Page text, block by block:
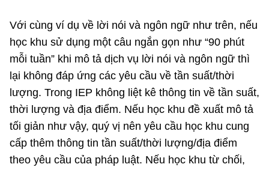
Với cùng ví dụ về lời nói và ngôn ngữ như trên, nếu
học khu sử dụng một câu ngắn gọn như “90 phút
mỗi tuần” khi mô tả dịch vụ lời nói và ngôn ngữ thì
lại không đáp ứng các yêu cầu về tần suất/thời
lượng. Trong IEP không liệt kê thông tin về tần suất,
thời lượng và địa điểm. Nếu học khu đề xuất mô tả
tối giản như vậy, quý vị nên yêu cầu học khu cung
cấp thêm thông tin tần suất/thời lượng/địa điểm
theo yêu cầu của pháp luật. Nếu học khu từ chối,